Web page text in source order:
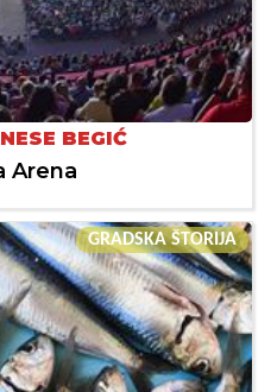
BEGIĆ
Arena
GRADSKA ŠTORIJA